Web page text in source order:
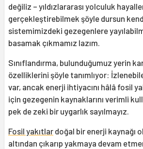
değiliz – yıldızlararası yolculuk
gerçekleştirebilmek şöyle dursun
sistemimizdeki gezegenlere
basamak çıkmamız lazım.
Sınıflandırma, bulunduğumuz yerin
özelliklerini şöyle tanımlıyor:
var, ancak enerji ihtiyacını hâlâ fosil
için gezegenin kaynaklarını verimli
pek de zeki bir uygarlık sayılmayız.
Fosil yakıtlar doğal bir enerji kaynağı
altından çıkarıp yakmaya devam